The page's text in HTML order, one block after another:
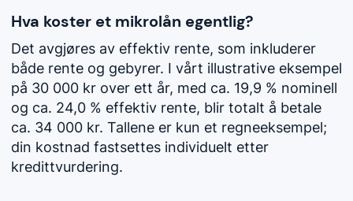
Hva koster et mikrolån egentlig?
Det avgjøres av effektiv rente, som inkluderer
både rente og gebyrer. I vårt illustrative eksempel
på 30 000 kr over ett år, med ca. 19,9 % nominell
og ca. 24,0 % effektiv rente, blir totalt å betale
ca. 34 000 kr. Tallene er kun et regneeksempel;
din kostnad fastsettes individuelt etter
kredittvurdering.